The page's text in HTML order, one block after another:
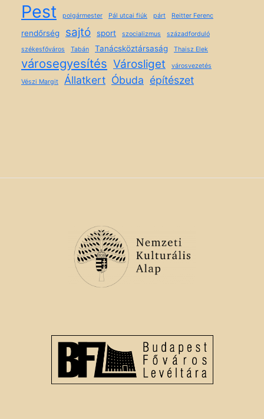
Pest polgármester Pál utcai fiúk párt Reitter Ferenc
rendőrség sajtó sport szocializmus
századforduló
székesfőváros
Tabán Tanácsköztársaság Thaisz Elek
városegyesítés Városliget városvezetés
Vészi Margit Állatkert Óbuda építészet